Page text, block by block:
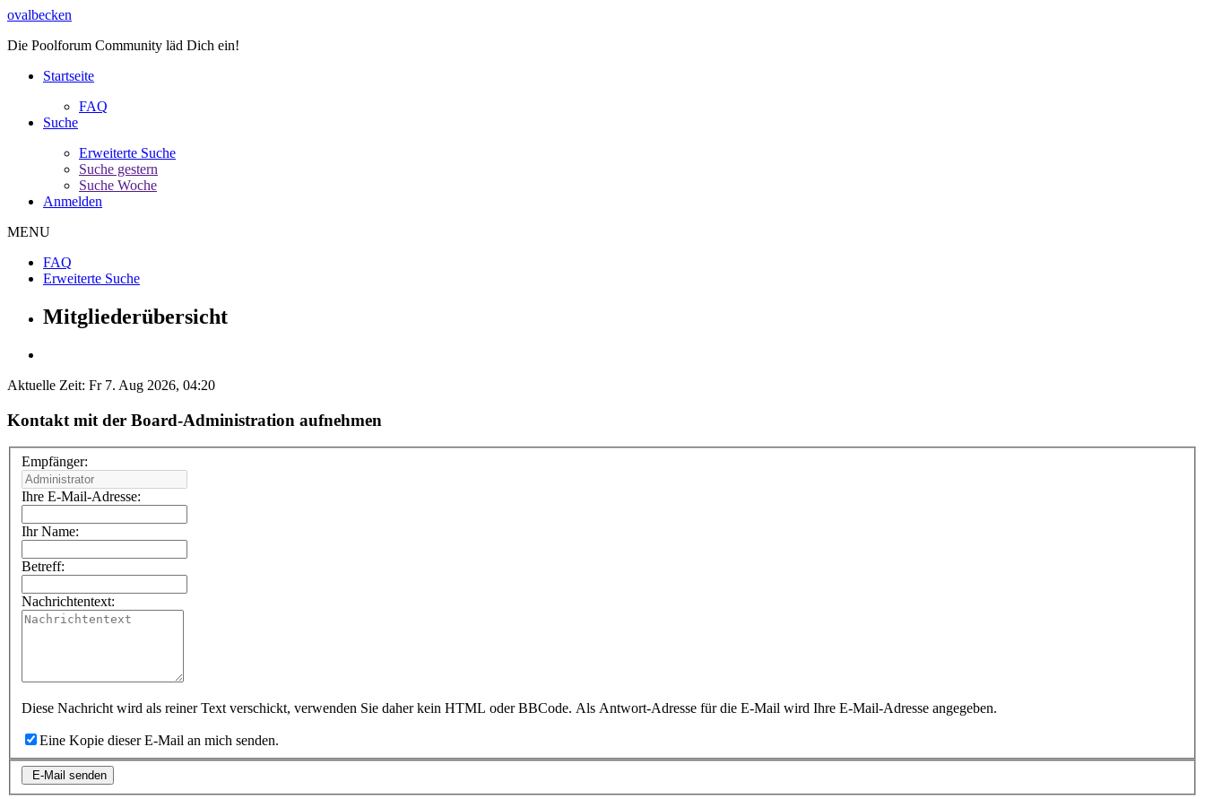
ovalbecken
Die Poolforum Community läd Dich ein!
Startseite
FAQ
Suche
Erweiterte Suche
Suche gestern
Suche Woche
Anmelden
MENU
FAQ
Erweiterte Suche
Mitgliederübersicht
Aktuelle Zeit: Fr 7. Aug 2026, 04:20
Kontakt mit der Board-Administration aufnehmen
Empfänger:
Ihre E-Mail-Adresse:
Ihr Name:
Betreff:
Nachrichtentext:
Diese Nachricht wird als reiner Text verschickt, verwenden Sie daher kein HTML oder BBCode. Als Antwort-Adresse für die E-Mail wird Ihre E-Mail-Adresse angegeben.
Eine Kopie dieser E-Mail an mich senden.
E-Mail senden